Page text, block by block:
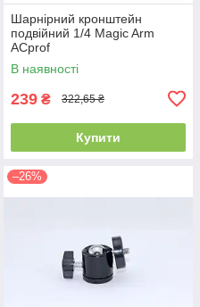
Шарнірний кронштейн
подвійний 1/4 Magic Arm
ACprof
В наявності
239 ₴ 322,65 ₴
Купити
–26%